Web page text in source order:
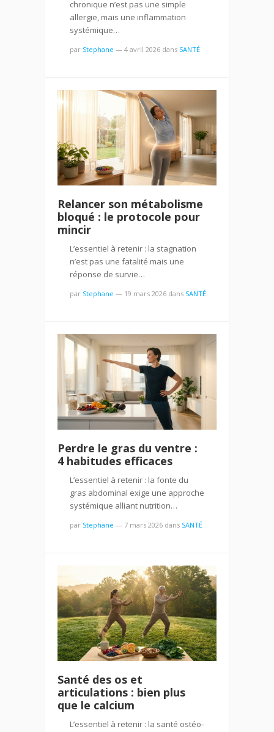
chronique n’est pas une simple
allergie, mais une inflammation
systémique…
par Stephane — 4 avril 2026 dans SANTÉ
Relancer son métabolisme
bloqué : le protocole pour
mincir
L’essentiel à retenir : la stagnation
n’est pas une fatalité mais une
réponse de survie…
par Stephane — 19 mars 2026 dans SANTÉ
Perdre le gras du ventre :
4 habitudes efficaces
L’essentiel à retenir : la fonte du
gras abdominal exige une approche
systémique alliant nutrition…
par Stephane — 7 mars 2026 dans SANTÉ
Santé des os et
articulations : bien plus
que le calcium
L’essentiel à retenir : la santé ostéo-